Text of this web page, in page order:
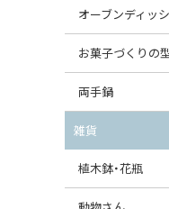
ダルマプレート
たまご型プレー
ハート型プレート
変形プレート
分割ディッシュ
すべて見る
オーバルボウル
ハートボウル
葉っぱ型ボウル
りんご型ボウル
いちご型ボウル
オニオンキャニ
ガーリックキャ
チーズケース
バターディッシュ
すべて見る
グレイヴィーボ
エッグカップ
ケーキスタンド
カトラリー
はしおき・カト
オーブンディッ
大型（24cm〜）
中型（18〜24cm）
スクエアオーブ
お菓子づくりの型
パウンド型
マフィン型
すべて見る
両手鍋
チュリーン
キャセロール
すべて見る
雑貨
植木鉢・花瓶
植木鉢